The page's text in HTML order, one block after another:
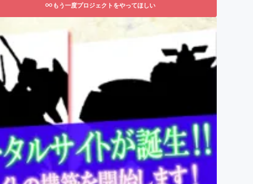
もう一度プロジェクトをやってほしい